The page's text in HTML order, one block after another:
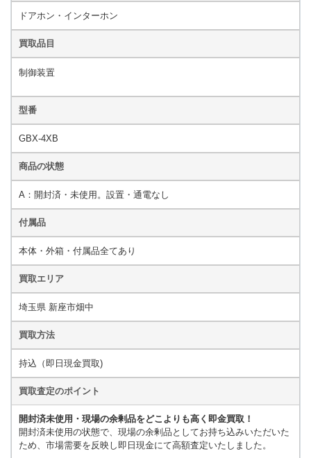
ドアホン・インターホン
買取品目
制御装置
型番
GBX-4XB
商品の状態
A：開封済・未使用。設置・通電なし
付属品
本体・外箱・付属品全てあり
買取エリア
埼玉県 新座市畑中
買取方法
持込（即日現金買取)
買取査定のポイント
開封済未使用・現場の余剰品をどこよりも高く即金買取！
開封済未使用の状態で、現場の余剰品としてお持ち込みいただいた
ため、市場需要を反映し即日現金にて高額査定いたしました。